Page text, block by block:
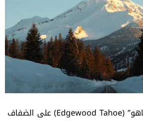
يقع فندق “إيدجوود تاهو” (Edgewood Tahoe) على الضفاف